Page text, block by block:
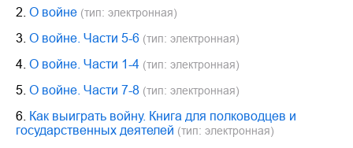
2. О войне (тип: электронная)
3. О войне. Части 5-6 (тип: электронная)
4. О войне. Части 1-4 (тип: электронная)
5. О войне. Части 7-8 (тип: электронная)
6. Как выиграть войну. Книга для полководцев и
государственных деятелей (тип: электронная)